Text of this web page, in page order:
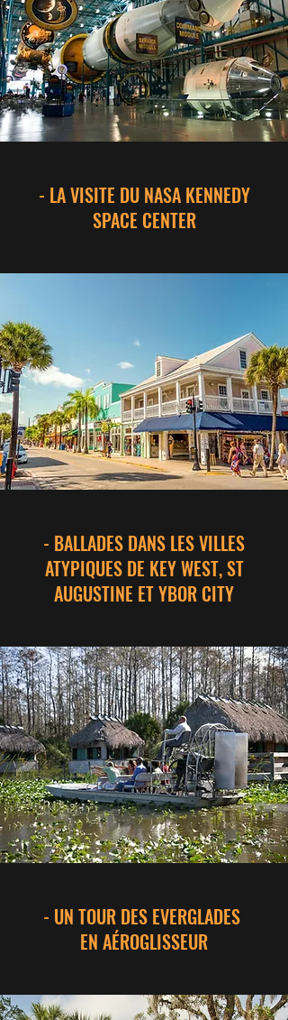
- LA VISITE DU NASA KENNEDY
SPACE CENTER
- BALLADES DANS LES VILLES
ATYPIQUES DE KEY WEST, ST
AUGUSTINE ET YBOR CITY
- UN TOUR DES EVERGLADES
EN AÉROGLISSEUR